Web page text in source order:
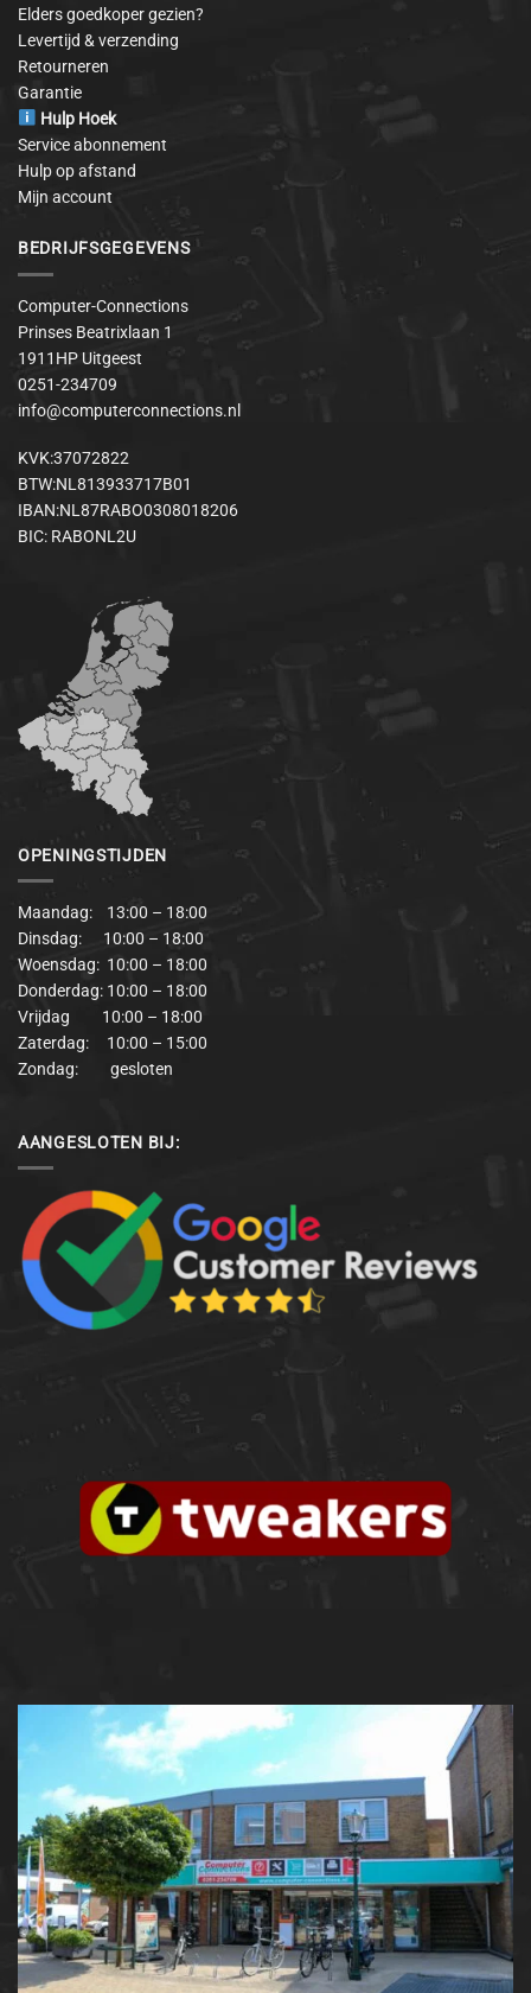
Elders goedkoper gezien?
Levertijd & verzending
Retourneren
Garantie
Hulp Hoek
Service abonnement
Hulp op afstand
Mijn account
BEDRIJFSGEGEVENS
Computer-Connections
Prinses Beatrixlaan 1
1911HP Uitgeest
0251-234709
info@computerconnections.nl
KVK:37072822
BTW:NL813933717B01
IBAN:NL87RABO0308018206
BIC: RABONL2U
OPENINGSTIJDEN
Maandag: 13:00 – 18:00
Dinsdag: 10:00 – 18:00
Woensdag: 10:00 – 18:00
Donderdag: 10:00 – 18:00
Vrijdag 10:00 – 18:00
Zaterdag: 10:00 – 15:00
Zondag: gesloten
AANGESLOTEN BIJ: